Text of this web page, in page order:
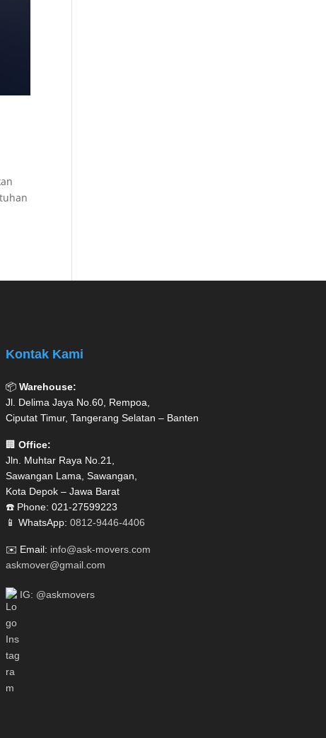
Kontak Kami
📦 Warehouse:
Jl. Delima Jaya No.60, Rempoa,
Ciputat Timur, Tangerang Selatan – Banten
🏢 Office:
Jln. Muhtar Raya No.21,
Sawangan Lama, Sawangan,
Kota Depok – Jawa Barat
☎️ Phone: 021-27599223
📱 WhatsApp: 0812-9446-4406
✉️ Email: info@ask-movers.com
askmover@gmail.com
IG: @askmovers